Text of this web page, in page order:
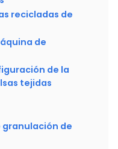
recicladas de
de
de la
tejidas
de